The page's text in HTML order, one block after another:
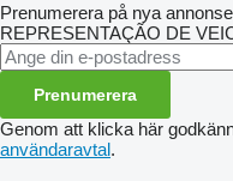
Prenumerera på nya
REPRESENTAÇÃO DE
Prenumerera
Genom att klicka här
användaravtal.